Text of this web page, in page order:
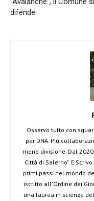
difende
Osservo tutto con
per DNA. Più
meno divisione. Dal
Città di Salerno". E
primi passi nel mondo
iscritto all'Ordine dei
una laurea in scienze